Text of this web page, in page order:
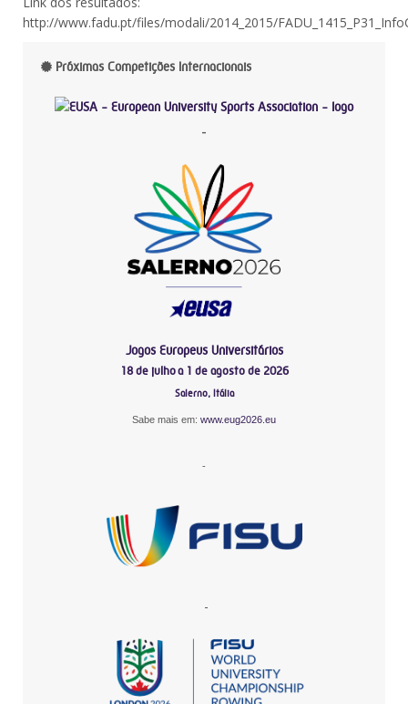
http://www.fadu.pt/files/modali/2014_2015/
Próximas Competições Internacionais
-
Jogos Europeus Universitários
18 de julho a 1 de agosto de 2026
Salerno, Itália
Sabe mais em: www.eug2026.eu
-
-